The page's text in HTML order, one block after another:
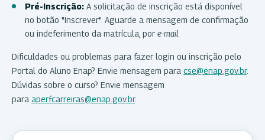
Pré-Inscrição: A solicitação de inscrição está disponível
no botão "Inscrever". Aguarde a mensagem de confirmação
ou indeferimento da matrícula, pore-mail
Dificuldades ou problemas para fazer login ou inscrição pelo
Portal do Aluno Enap? Envie mensagem para cse@enap.gov.br.
Dúvidas sobre o curso? Envie mensagem
para aperfcarreiras@enap.gov.br.